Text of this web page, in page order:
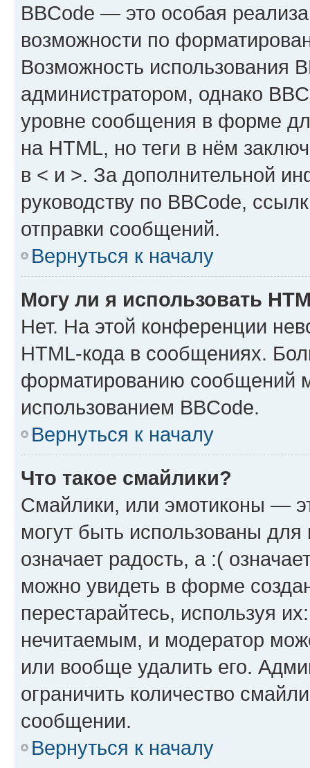
BBCode — это особая
возможности по
Возможность использования
администратором, однако
уровне сообщения в форме
на HTML, но теги в нём
в < и >. За дополнительной
руководству по BBCode,
отправки сообщений.
Вернуться к началу
Могу ли я использовать
Нет. На этой конференции
HTML-кода в сообщениях.
форматированию сообщений
использованием BBCode.
Вернуться к началу
Что такое смайлики?
Смайлики, или эмотиконы —
могут быть использованы
означает радость, а :(
можно увидеть в форме
перестарайтесь, используя
нечитаемым, и модератор
или вообще удалить его.
ограничить количество
сообщении.
Вернуться к началу